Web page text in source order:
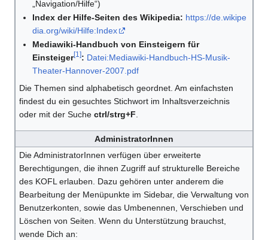
„Navigation/Hilfe“)
Index der Hilfe-Seiten des Wikipedia: https://de.wikipe
dia.org/wiki/Hilfe:Index
Mediawiki-Handbuch von Einsteigern für
Einsteiger[1]: Datei:Mediawiki-Handbuch-HS-Musik-
Theater-Hannover-2007.pdf
Die Themen sind alphabetisch geordnet. Am einfachsten
findest du ein gesuchtes Stichwort im Inhaltsverzeichnis
oder mit der Suche ctrl/strg+F.
AdministratorInnen
Die AdministratorInnen verfügen über erweiterte
Berechtigungen, die ihnen Zugriff auf strukturelle Bereiche
des KOFL erlauben. Dazu gehören unter anderem die
Bearbeitung der Menüpunkte im Sidebar, die Verwaltung von
Benutzerkonten, sowie das Umbenennen, Verschieben und
Löschen von Seiten. Wenn du Unterstützung brauchst,
wende Dich an: